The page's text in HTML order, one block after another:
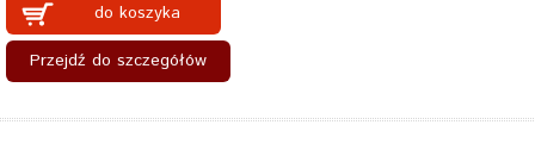
do koszyka
Przejdź do szczegółów